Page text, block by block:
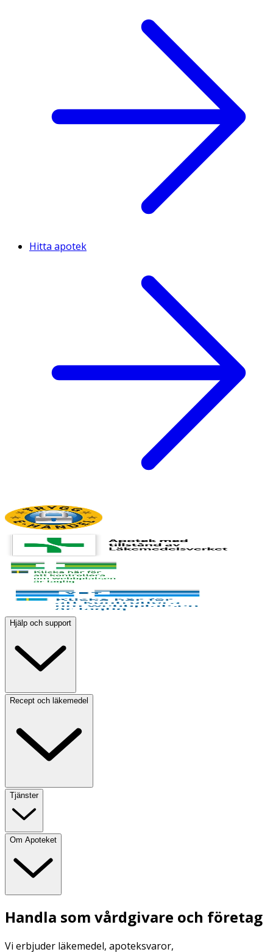
Hitta apotek
Hjälp och support
Recept och läkemedel
Tjänster
Om Apoteket
Handla som vårdgivare och företag
Vi erbjuder läkemedel, apoteksvaror,